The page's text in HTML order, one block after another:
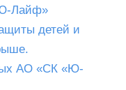
Лайф»
детей и
АО «СК «Ю-